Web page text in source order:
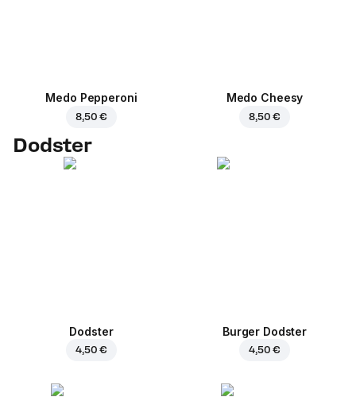
Medo Pepperoni
8,50 €
Medo Cheesy
8,50 €
Dodster
Dodster
4,50 €
Burger Dodster
4,50 €